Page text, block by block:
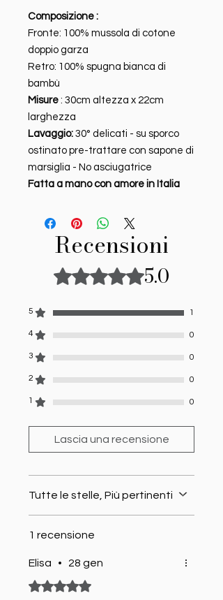
Composizione :
Fronte: 100% mussola di cotone
doppio garza
Retro: 100% spugna bianca di
bambù
Misure : 30cm altezza x 22cm
larghezza
Lavaggio: 30° delicati - su sporco
ostinato pre-trattare con sapone di
marsiglia - No asciugatrice
Fatta a mano con amore in Italia
Recensioni
Valutazione 5 stelle su 5.
5.0
5 1
4 0
3 0
2 0
1 0
Lascia una recensione
Tutte le stelle, Più pertinenti
1 recensione
Elisa • 28 gen
Valutazione 5 stelle su 5.